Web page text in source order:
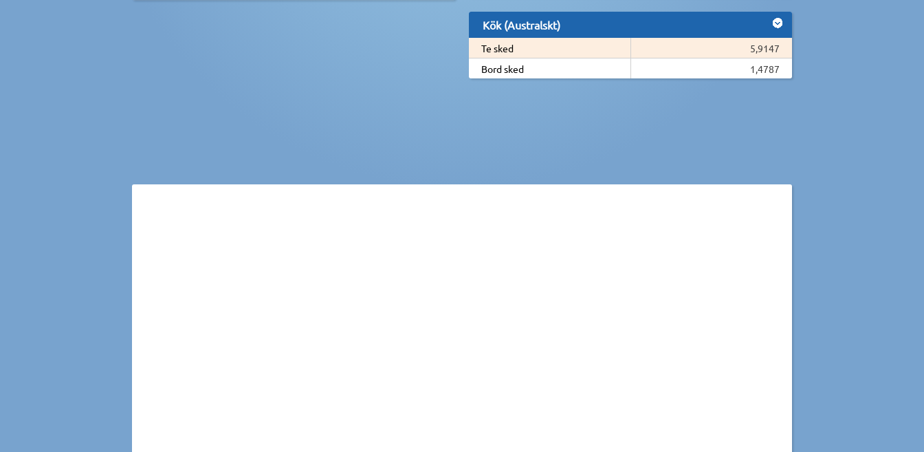
Kök (Australskt)
Te sked
5,9147
Bord sked
1,4787